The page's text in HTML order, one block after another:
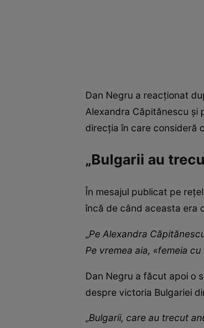
Dan Negru a reacționat
Alexandra Căpitănescu și
direcția în care consideră
„Bulgarii au
În mesajul publicat pe
încă de când aceasta era
„Pe Alexandra
Pe vremea aia, «femeia
Dan Negru a făcut apoi o
despre victoria Bulgariei
„Bulgarii, care au trecut